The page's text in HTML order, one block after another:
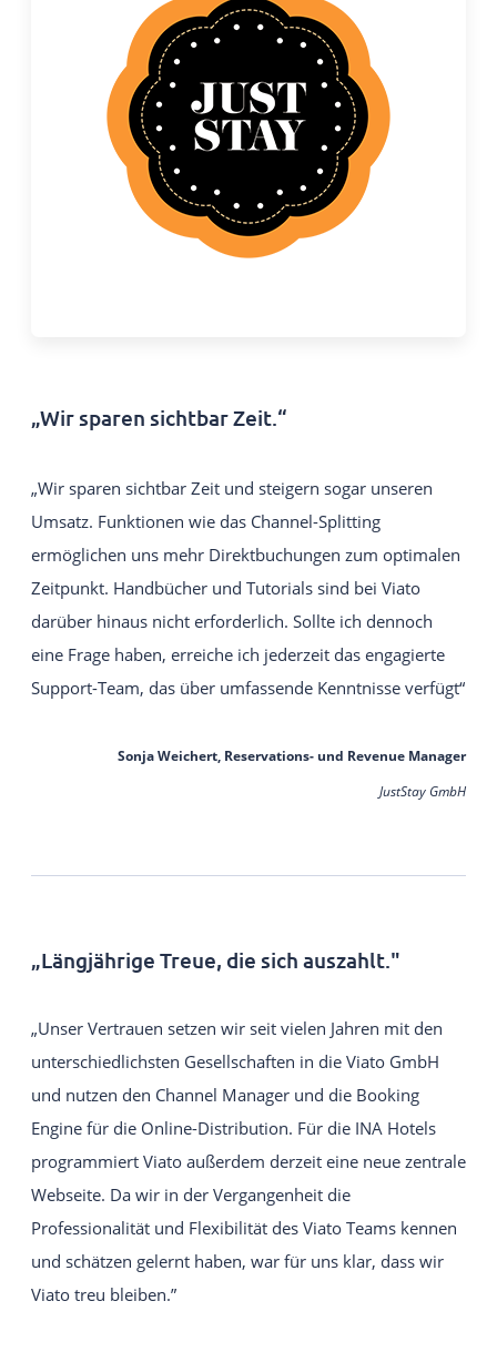
„Wir sparen sichtbar Zeit.“
„Wir sparen sichtbar Zeit und steigern sogar unseren
Umsatz. Funktionen wie das Channel-Splitting
ermöglichen uns mehr Direktbuchungen zum optimalen
Zeitpunkt. Handbücher und Tutorials sind bei Viato
darüber hinaus nicht erforderlich. Sollte ich dennoch
eine Frage haben, erreiche ich jederzeit das engagierte
Support-Team, das über umfassende Kenntnisse verfügt“
Sonja Weichert, Reservations- und Revenue Manager
JustStay GmbH
„Längjährige Treue, die sich auszahlt."
„Unser Vertrauen setzen wir seit vielen Jahren mit den
unterschiedlichsten Gesellschaften in die Viato GmbH
und nutzen den Channel Manager und die Booking
Engine für die Online-Distribution. Für die INA Hotels
programmiert Viato außerdem derzeit eine neue zentrale
Webseite. Da wir in der Vergangenheit die
Professionalität und Flexibilität des Viato Teams kennen
und schätzen gelernt haben, war für uns klar, dass wir
Viato treu bleiben.”